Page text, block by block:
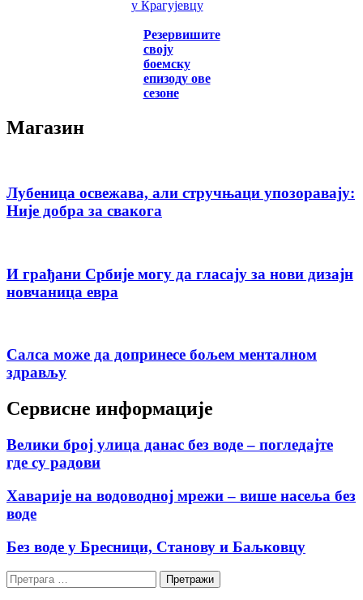
у Крагујевцу
Резервишите
своју
боемску
епизоду ове
сезоне
Магазин
Лубеница освежава, али стручњаци упозоравају:
Није добра за свакога
И грађани Србије могу да гласају за нови дизајн
новчаница евра
Салса може да допринесе бољем менталном
здрављу
Сервисне информације
Велики број улица данас без воде – погледајте
где су радови
Хаварије на водоводној мрежи – више насеља без
воде
Без воде у Бресници, Станову и Баљковцу
Претрага
за: